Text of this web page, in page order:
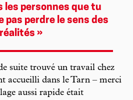
les personnes que tu
pas perdre le sens des
réalités »
suite trouvé un travail chez
accueilli dans le Tarn – merci
aussi rapide était